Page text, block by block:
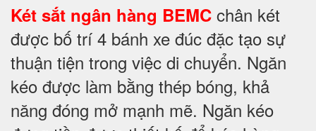
Két sắt ngân hàng BEMC chân két
được bố trí 4 bánh xe đúc đặc tạo sự
thuận tiện trong việc di chuyển. Ngăn
kéo được làm bằng thép bóng, khả
năng đóng mở mạnh mẽ. Ngăn kéo